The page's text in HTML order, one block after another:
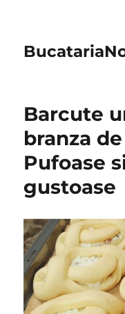
Barcute
branza
Pufoase
gustoase